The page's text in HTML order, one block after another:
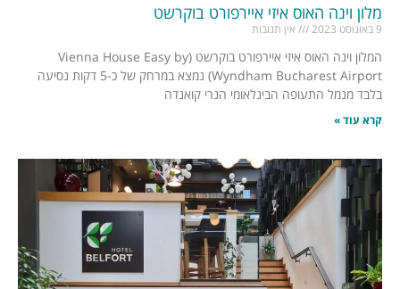
מלון וינה האוס איזי איירפורט בוקרשט
9 באוגוסט 2023 אין תגובות
המלון וינה האוס איזי איירפורט בוקרשט (Vienna House Easy by
Wyndham Bucharest Airport) נמצא במרחק של כ-5 דקות נסיעה
בלבד מנמל התעופה הבינלאומי הנרי קואנדה
קרא עוד »